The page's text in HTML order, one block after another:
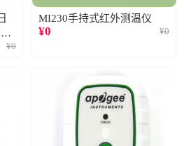
¥0
MI230手持式红外测温仪
¥0 ¥0